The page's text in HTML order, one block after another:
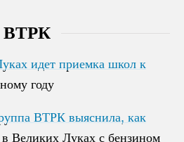
ВТРК
идет приемка школ к
году
идет приемка школ к
году
ВТРК выяснила, как
в Великих Луках с бензином
ВТРК выяснила, как
в Великих Луках с бензином